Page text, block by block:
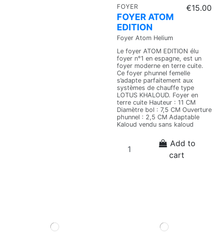
FOYER
FOYER ATOM
EDITION
Foyer Atom Helium
€15.00
Le foyer ATOM EDITION élu
foyer n°1 en espagne, est un
foyer moderne en terre cuite.
Ce foyer phunnel femelle
s’adapte parfaitement aux
systèmes de chauffe type
LOTUS KHALOUD. Foyer en
terre cuite Hauteur : 11 CM
Diamètre bol : 7,5 CM Ouverture
phunnel : 2,5 CM Adaptable
Kaloud vendu sans kaloud
Add to
cart